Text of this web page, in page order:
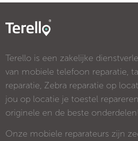
Terello is een zakelijke
van mobiele telefoon reparatie,
reparatie, Zebra reparatie op
jou op locatie je toestel
originele en de beste onderdelen!
Onze mobiele reparateurs zijn